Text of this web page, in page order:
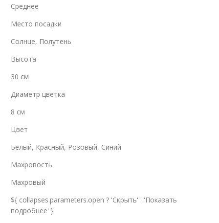
Среднее
Место посадки
Солнце, Полутень
Высота
30 см
Диаметр цветка
8 см
Цвет
Белый, Красный, Розовый, Синий
Махровость
Махровый
${ collapses.parameters.open ? 'Скрыть' : 'Показать
подробнее' }